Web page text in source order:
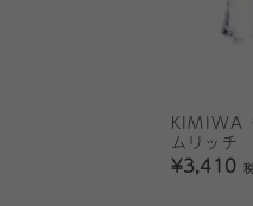
KIMIWA
ムリッチ
¥3,410